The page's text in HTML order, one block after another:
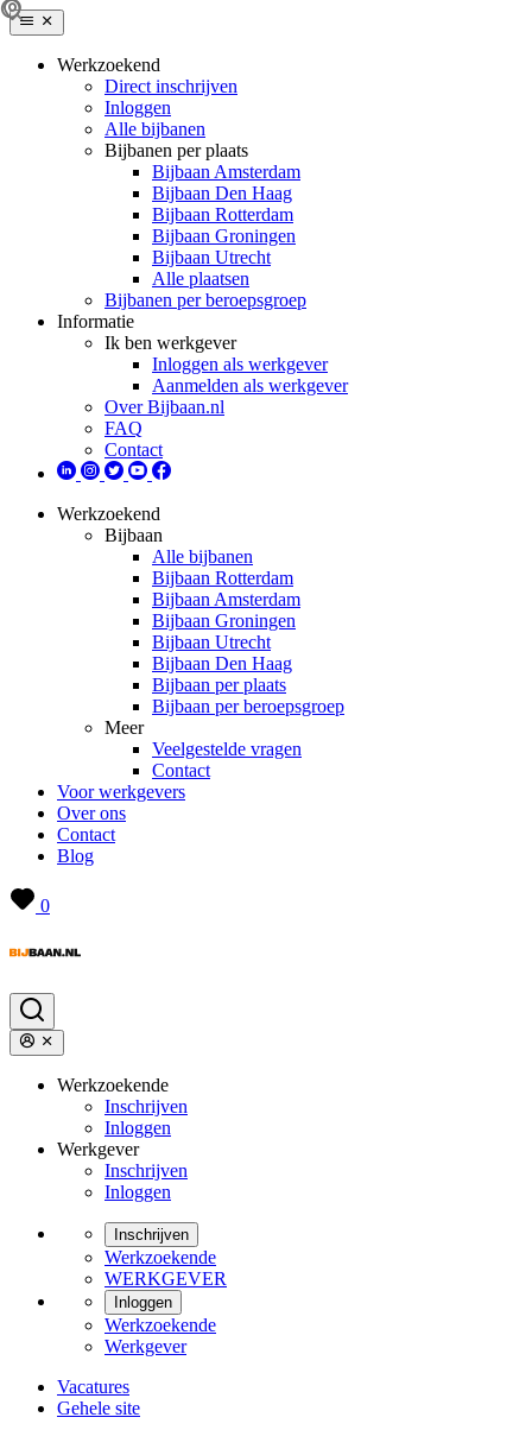
Werkzoekend
Direct inschrijven
Inloggen
Alle bijbanen
Bijbanen per plaats
Bijbaan Amsterdam
Bijbaan Den Haag
Bijbaan Rotterdam
Bijbaan Groningen
Bijbaan Utrecht
Alle plaatsen
Bijbanen per beroepsgroep
Informatie
Ik ben werkgever
Inloggen als werkgever
Aanmelden als werkgever
Over Bijbaan.nl
FAQ
Contact
Werkzoekend
Bijbaan
Alle bijbanen
Bijbaan Rotterdam
Bijbaan Amsterdam
Bijbaan Groningen
Bijbaan Utrecht
Bijbaan Den Haag
Bijbaan per plaats
Bijbaan per beroepsgroep
Meer
Veelgestelde vragen
Contact
Voor werkgevers
Over ons
Contact
Blog
0
Werkzoekende
Inschrijven
Inloggen
Werkgever
Inschrijven
Inloggen
Inschrijven
Werkzoekende
WERKGEVER
Inloggen
Werkzoekende
Werkgever
Vacatures
Gehele site